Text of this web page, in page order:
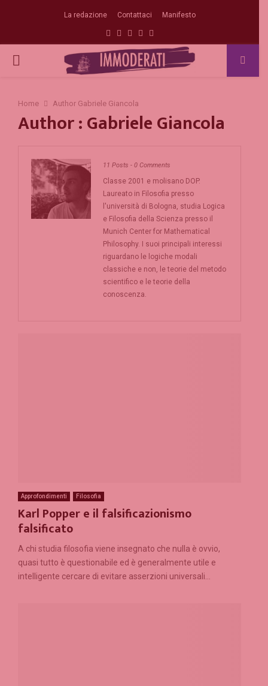
La redazione Contattaci Manifesto
Facebook
TwitterInstagram
Linkedin
Email
PRIMARY
Home Author Gabriele Giancola
Author :Gabriele Giancola
11 Posts - 0 Comments
Classe 2001 e molisano DOP.
Laureato in Filosofia presso
l'università di Bologna, studia Logica
e Filosofia della Scienza presso il
Munich Center for Mathematical
Philosophy. I suoi principali interessi
riguardano le logiche modali
classiche e non, le teorie del metodo
scientifico e le teorie della
conoscenza.
Approfondimenti Filosofia
Karl Popper e il falsificazionismo
falsificato
A chi studia filosofia viene insegnato che nulla è ovvio,
quasi tutto è questionabile ed è generalmente utile e
intelligente cercare di evitare asserzioni universali...